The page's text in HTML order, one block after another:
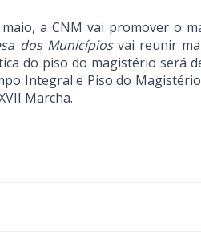
a CNM vai promover o
dos Municípios vai reunir
do piso do magistério será
Integral e Piso do
Marcha.